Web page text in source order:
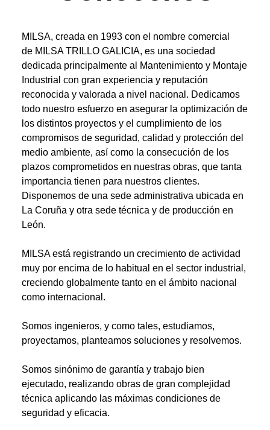
MILSA, creada en 1993 con el nombre comercial
de MILSA TRILLO GALICIA, es una sociedad
dedicada principalmente al Mantenimiento y Montaje
Industrial con gran experiencia y reputación
reconocida y valorada a nivel nacional. Dedicamos
todo nuestro esfuerzo en asegurar la optimización de
los distintos proyectos y el cumplimiento de los
compromisos de seguridad, calidad y protección del
medio ambiente, así como la consecución de los
plazos comprometidos en nuestras obras, que tanta
importancia tienen para nuestros clientes.
Disponemos de una sede administrativa ubicada en
La Coruña y otra sede técnica y de producción en
León.
MILSA está registrando un crecimiento de actividad
muy por encima de lo habitual en el sector industrial,
creciendo globalmente tanto en el ámbito nacional
como internacional.
Somos ingenieros, y como tales, estudiamos,
proyectamos, planteamos soluciones y resolvemos.
Somos sinónimo de garantía y trabajo bien
ejecutado, realizando obras de gran complejidad
técnica aplicando las máximas condiciones de
seguridad y eficacia.